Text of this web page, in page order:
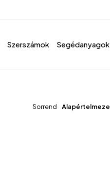
Szerszámok
Sorrend